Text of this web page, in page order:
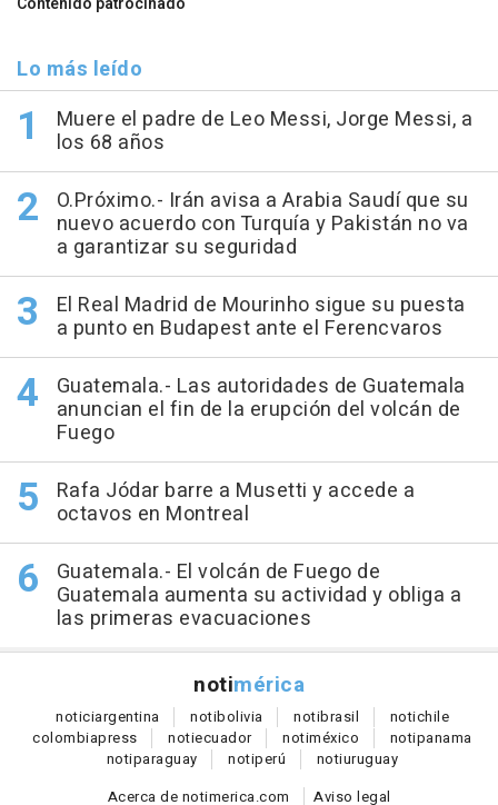
Lo más leído
Muere el padre de Leo Messi, Jorge Messi, a
los 68 años
O.Próximo.- Irán avisa a Arabia Saudí que su
nuevo acuerdo con Turquía y Pakistán no va
a garantizar su seguridad
El Real Madrid de Mourinho sigue su puesta
a punto en Budapest ante el Ferencvaros
Guatemala.- Las autoridades de Guatemala
anuncian el fin de la erupción del volcán de
Fuego
Rafa Jódar barre a Musetti y accede a
octavos en Montreal
Guatemala.- El volcán de Fuego de
Guatemala aumenta su actividad y obliga a
las primeras evacuaciones
notimérica
noticiargentina notibolivia notibrasil notichile
colombiapress notiecuador notiméxico notipanama
notiparaguay notiperú notiuruguay
Acerca de notimerica.com
Aviso legal